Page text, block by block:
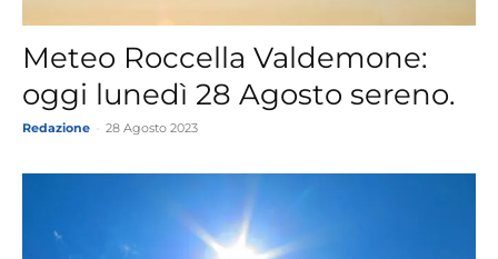
Meteo Roccella Valdemone:
oggi lunedì 28 Agosto sereno.
Redazione 28 Agosto 2023